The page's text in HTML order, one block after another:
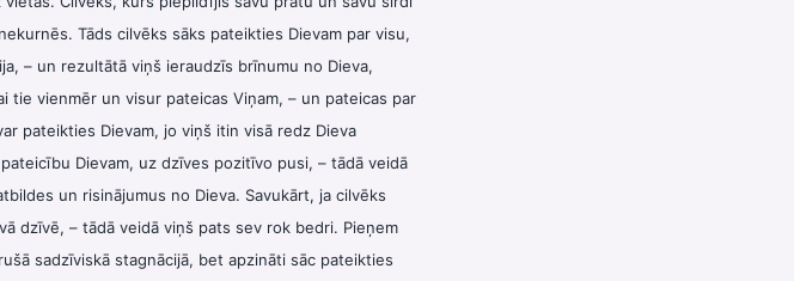
Tāds cilvēks sāks pateikties Dievam par visu,
– un rezultātā viņš ieraudzīs brīnumu no Dieva,
tie vienmēr un visur pateicas Viņam, – un pateicas par
pateikties Dievam, jo viņš itin visā redz Dieva
Dievam, uz dzīves pozitīvo pusi, – tādā veidā
un risinājumus no Dieva. Savukārt, ja cilvēks
dzīvē, – tādā veidā viņš pats sev rok bedri. Pieņem
sadzīviskā stagnācijā, bet apzināti sāc pateikties